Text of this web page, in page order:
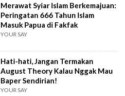
Merawat Syiar Islam Berkemajuan:
Peringatan 666 Tahun Islam
Masuk Papua di Fakfak
YOUR SAY
Hati-hati, Jangan Termakan
August Theory Kalau Nggak Mau
Baper Sendirian!
YOUR SAY